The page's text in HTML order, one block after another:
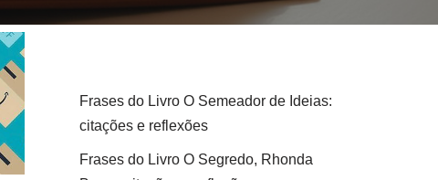
Frases do Livro O Semeador de Ideias:
citações e reflexões
Frases do Livro O Segredo, Rhonda